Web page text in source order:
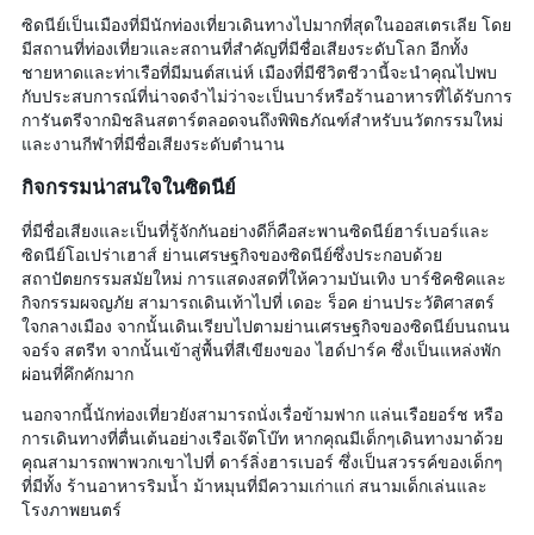
ซิดนีย์เป็นเมืองที่มีนักท่องเที่ยวเดินทางไปมากที่สุดในออสเตรเลีย โดย
มีสถานที่ท่องเที่ยวและสถานที่สำคัญที่มีชื่อเสียงระดับโลก อีกทั้ง
ชายหาดและท่าเรือที่มีมนต์สเน่ห์ เมืองที่มีชีวิตชีวานี้จะนำคุณไปพบ
กับประสบการณ์ที่น่าจดจำไม่ว่าจะเป็นบาร์หรือร้านอาหารที่ได้รับการ
การันตรีจากมิชลินสตาร์ตลอดจนถึงพิพิธภัณฑ์สำหรับนวัตกรรมใหม่
และงานกีฬาที่มีชื่อเสียงระดับตำนาน
กิจกรรมน่าสนใจในซิดนีย์
ที่มีชื่อเสียงและเป็นที่รู้จักกันอย่างดีก็คือสะพานซิดนีย์ฮาร์เบอร์และ
ซิดนีย์โอเปร่าเฮาส์ ย่านเศรษฐกิจของซิดนีย์ซึ่งประกอบด้วย
สถาปัตยกรรมสมัยใหม่ การแสดงสดที่ให้ความบันเทิง บาร์ชิคชิคและ
กิจกรรมผจญภัย สามารถเดินเท้าไปที่ เดอะ ร็อค ย่านประวัติศาสตร์
ใจกลางเมือง จากนั้นเดินเรียบไปตามย่านเศรษฐกิจของซิดนีย์บนถนน
จอร์จ สตรีท จากนั้นเข้าสู่พื้นที่สีเขียงของ ไฮด์ปาร์ค ซึ่งเป็นแหล่งพัก
ผ่อนที่คึกคักมาก
นอกจากนี้นักท่องเที่ยวยังสามารถนั่งเรื่อข้ามฟาก แล่นเรือยอร์ช หรือ
การเดินทางที่ตื่นเต้นอย่างเรือเจ๊ตโบ๊ท หากคุณมีเด็กๆเดินทางมาด้วย
คุณสามารถพาพวกเขาไปที่ ดาร์ลิ่งฮารเบอร์ ซึ่งเป็นสวรรค์ของเด็กๆ
ที่มีทั้ง ร้านอาหารริมน้ำ ม้าหมุนที่มีความเก่าแก่ สนามเด็กเล่นและ
โรงภาพยนตร์